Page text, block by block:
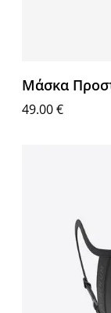
Μάσκα
49.00€